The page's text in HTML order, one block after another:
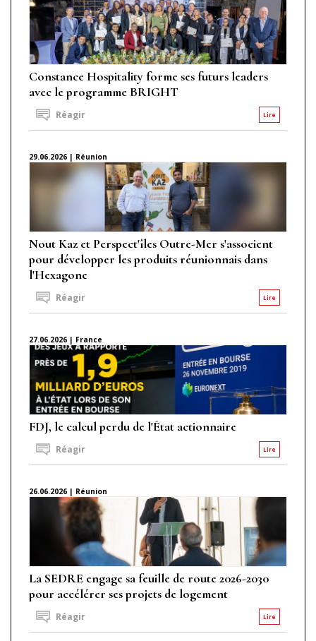
Constance Hospitality forme ses futurs leaders
avec le programme BRIGHT
Lire
Réagir
29.06.2026 | Réunion
Nout Kaz et Perspect'îles Outre-Mer s'associent
pour développer les produits réunionnais dans
l'Hexagone
Lire
Réagir
27.06.2026 | France
FDJ, le calcul perdu de l'État actionnaire
Lire
Réagir
26.06.2026 | Réunion
La SEDRE engage sa feuille de route 2026-2030
pour accélérer ses projets de logement
Lire
Réagir